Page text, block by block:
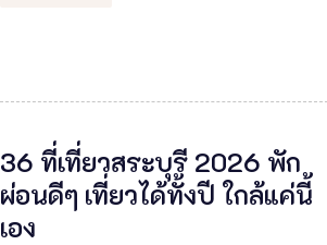
36 ที่เที่ยวสระบุรี 2026 พัก
ผ่อนดีๆ เที่ยวได้ทั้งปี ใกล้แค่นี้
เอง